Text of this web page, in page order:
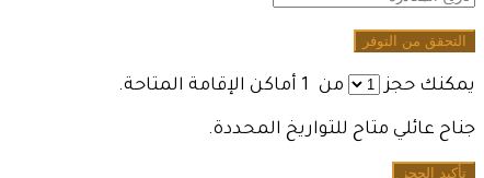
يمكنك حجز من 1 أماكن الإقامة المتاحة.
جناح عائلي متاح للتواريخ المحددة.